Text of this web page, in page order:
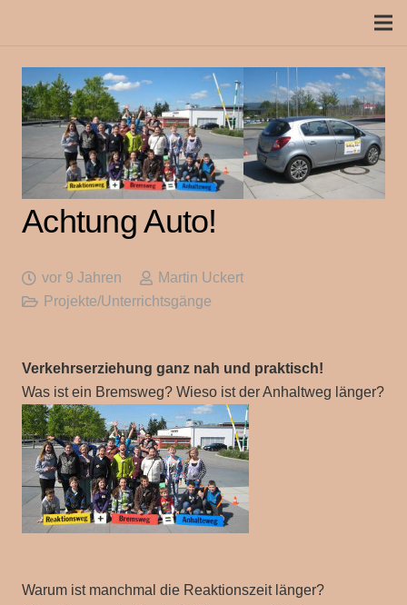
Achtung Auto!
vor 9 Jahren
Martin Uckert
Projekte/Unterrichtsgänge
Verkehrserziehung ganz nah und praktisch!
Was ist ein Bremsweg? Wieso ist der Anhaltweg länger?
Warum ist manchmal die Reaktionszeit länger?